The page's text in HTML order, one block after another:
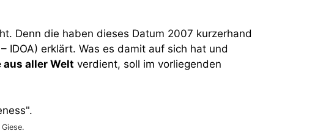
Denn die haben dieses Datum 2007 kurzerhand
– IDOA) erklärt. Was es damit auf sich hat und
aus aller Welt verdient, soll im vorliegenden